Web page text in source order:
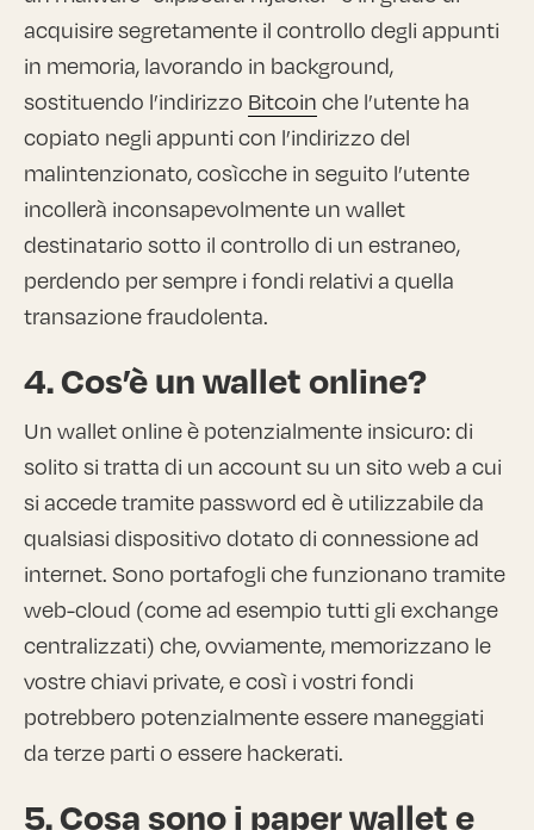
acquisire segretamente il controllo degli appunti
in memoria, lavorando in background,
sostituendo l’indirizzo Bitcoin che l’utente ha
copiato negli appunti con l’indirizzo del
malintenzionato, cosìcche in seguito l’utente
incollerà inconsapevolmente un wallet
destinatario sotto il controllo di un estraneo,
perdendo per sempre i fondi relativi a quella
transazione fraudolenta.
4. Cos’è un wallet online?
Un wallet online è potenzialmente insicuro: di
solito si tratta di un account su un sito web a cui
si accede tramite password ed è utilizzabile da
qualsiasi dispositivo dotato di connessione ad
internet. Sono portafogli che funzionano tramite
web-cloud (come ad esempio tutti gli exchange
centralizzati) che, ovviamente, memorizzano le
vostre chiavi private, e così i vostri fondi
potrebbero potenzialmente essere maneggiati
da terze parti o essere hackerati.
5. Cosa sono i paper wallet e